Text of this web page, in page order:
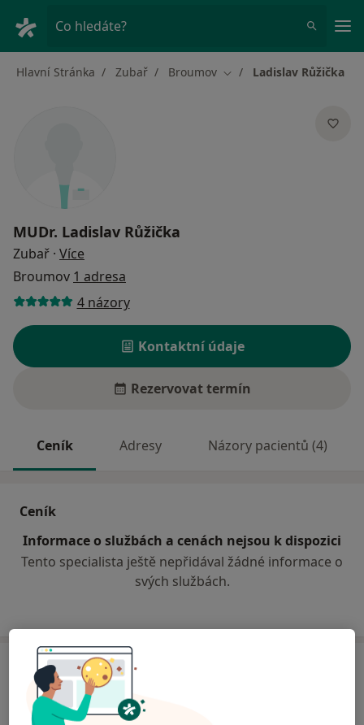
Co hledáte?
Hlavní Stránka Zubař Broumov Změna města
Ladislav Růžička
MUDr. Ladislav Růžička
Zubař · Více
Broumov 1 adresa
4 názory
Kontaktní údaje
Rezervovat termín
Ceník Adresy Názory pacientů (4)
Ceník
Informace o službách a cenách nejsou k dispozici
Tento specialista ještě nepřidával žádné informace o
svých službách.
Adresa
Sam. ordinace PL - stomatologa